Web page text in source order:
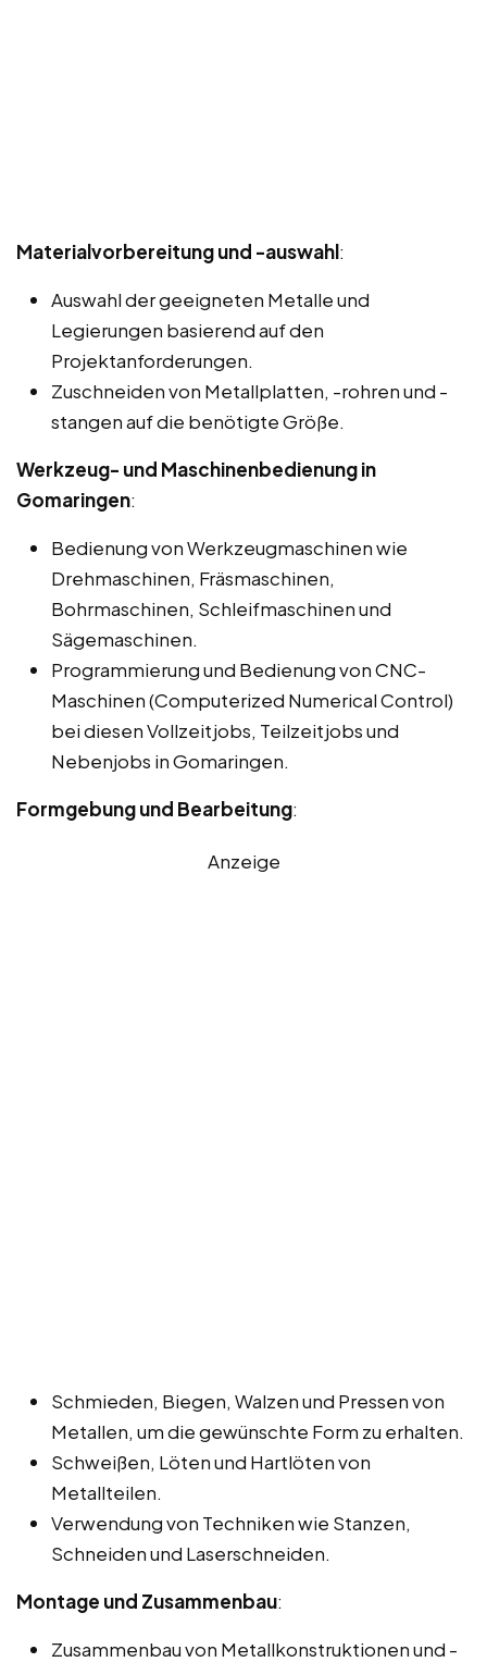
Materialvorbereitung und -auswahl:
Auswahl der geeigneten Metalle und
Legierungen basierend auf den
Projektanforderungen.
Zuschneiden von Metallplatten, -rohren und -
stangen auf die benötigte Größe.
Werkzeug- und Maschinenbedienung in
Gomaringen:
Bedienung von Werkzeugmaschinen wie
Drehmaschinen, Fräsmaschinen,
Bohrmaschinen, Schleifmaschinen und
Sägemaschinen.
Programmierung und Bedienung von CNC-
Maschinen (Computerized Numerical Control)
bei diesen Vollzeitjobs, Teilzeitjobs und
Nebenjobs in Gomaringen.
Formgebung und Bearbeitung:
Anzeige
Schmieden, Biegen, Walzen und Pressen von
Metallen, um die gewünschte Form zu erhalten.
Schweißen, Löten und Hartlöten von
Metallteilen.
Verwendung von Techniken wie Stanzen,
Schneiden und Laserschneiden.
Montage und Zusammenbau:
Zusammenbau von Metallkonstruktionen und -